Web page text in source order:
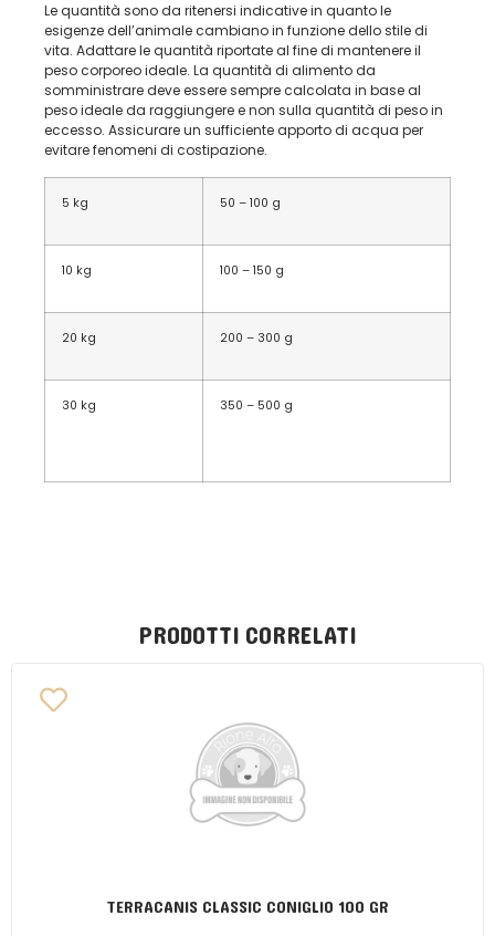
Le quantità sono da ritenersi indicative in quanto le
esigenze dell’animale cambiano in funzione dello stile di
vita. Adattare le quantità riportate al fine di mantenere il
peso corporeo ideale. La quantità di alimento da
somministrare deve essere sempre calcolata in base al
peso ideale da raggiungere e non sulla quantità di peso in
eccesso. Assicurare un sufficiente apporto di acqua per
evitare fenomeni di costipazione.
5 kg 50 – 100 g
10 kg 100 – 150 g
20 kg 200 – 300 g
30 kg 350 – 500 g
PRODOTTI CORRELATI
TERRACANIS CLASSIC CONIGLIO 100 GR